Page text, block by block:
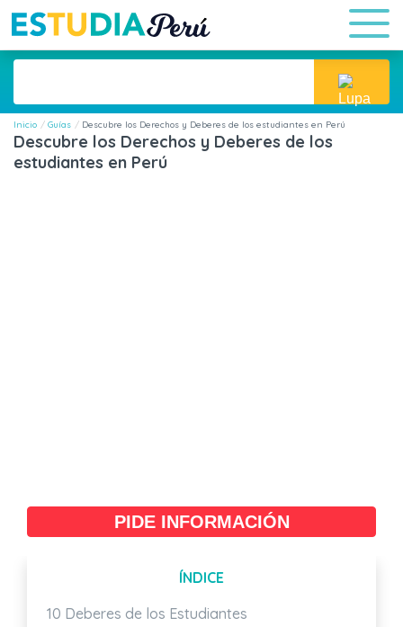
Inicio Guías Descubre los Derechos y Deberes de los estudiantes en Perú
Descubre los Derechos y Deberes de los
estudiantes en Perú
PIDE INFORMACIÓN
ÍNDICE
10 Deberes de los Estudiantes